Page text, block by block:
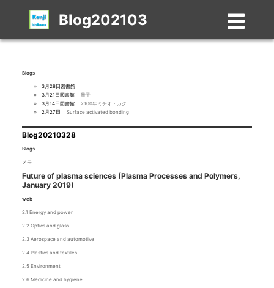
Blog202103
Blogs
3月28日図書館
3月21日図書館
量子
3月14日図書館
2100年ミチオ・カク
2月27日
Surface activated bonding
Blog20210328
Blogs
メモ
Future of plasma sciences (Plasma Processes and Polymers,
January 2019)
web
2.1 Energy and power
2.2 Optics and glass
2.3 Aerospace and automotive
2.4 Plastics and textiles
2.5 Environment
2.6 Medicine and hygiene